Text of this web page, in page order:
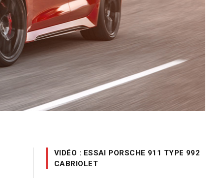
VIDÉO : ESSAI PORSCHE 911 TYPE 992
CABRIOLET